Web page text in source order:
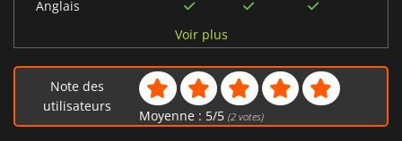
Anglais
Russe
Ukrainien
Japonais
Voir plus
Note des
utilisateurs
Moyenne : 5/5 (2votes)